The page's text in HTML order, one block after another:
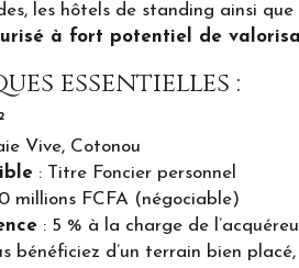
les hôtels de standing ainsi
à fort potentiel de
essentielles :
Vive, Cotonou
: Titre Foncier personnel
millions FCFA (négociable)
: 5 % à la charge de
bénéficiez d’un terrain bien